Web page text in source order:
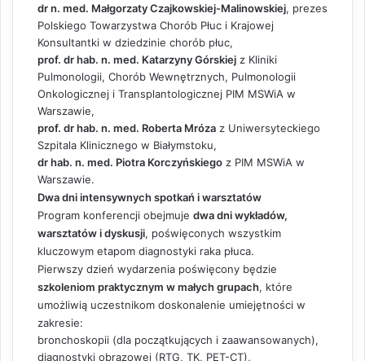
dr n. med. Małgorzaty Czajkowskiej-Malinowskiej, prezes
Polskiego Towarzystwa Chorób Płuc i Krajowej
Konsultantki w dziedzinie chorób płuc,
prof. dr hab. n. med. Katarzyny Górskiej z Kliniki
Pulmonologii, Chorób Wewnętrznych, Pulmonologii
Onkologicznej i Transplantologicznej PIM MSWiA w
Warszawie,
prof. dr hab. n. med. Roberta Mróza z Uniwersyteckiego
Szpitala Klinicznego w Białymstoku,
dr hab. n. med. Piotra Korczyńskiego z PIM MSWiA w
Warszawie.
Dwa dni intensywnych spotkań i warsztatów
Program konferencji obejmuje dwa dni wykładów,
warsztatów i dyskusji, poświęconych wszystkim
kluczowym etapom diagnostyki raka płuca.
Pierwszy dzień wydarzenia poświęcony będzie
szkoleniom praktycznym w małych grupach, które
umożliwią uczestnikom doskonalenie umiejętności w
zakresie:
bronchoskopii (dla początkujących i zaawansowanych),
diagnostyki obrazowej (RTG, TK, PET-CT),